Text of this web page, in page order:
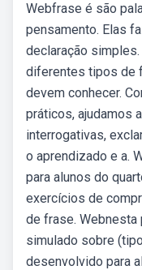
Webfrase é são
pensamento. Elas
declaração
diferentes tipos de
devem conhecer.
práticos, ajudamos
interrogativas,
o aprendizado e a.
para alunos do
exercícios de
de frase. Webnesta
simulado sobre
desenvolvido para